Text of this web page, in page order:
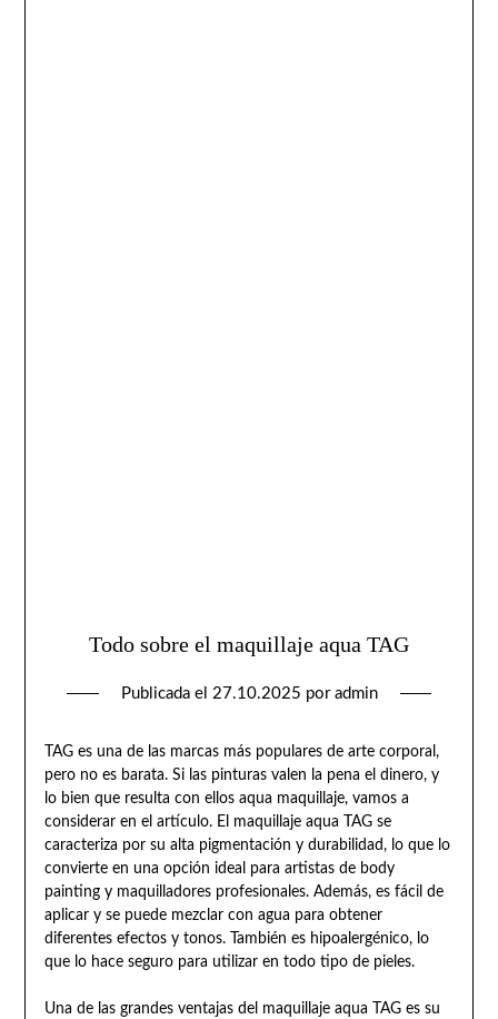
Todo sobre el maquillaje aqua TAG
Publicada el 27.10.2025 por admin
TAG es una de las marcas más populares de arte corporal,
pero no es barata. Si las pinturas valen la pena el dinero, y
lo bien que resulta con ellos aqua maquillaje, vamos a
considerar en el artículo. El maquillaje aqua TAG se
caracteriza por su alta pigmentación y durabilidad, lo que lo
convierte en una opción ideal para artistas de body
painting y maquilladores profesionales. Además, es fácil de
aplicar y se puede mezclar con agua para obtener
diferentes efectos y tonos. También es hipoalergénico, lo
que lo hace seguro para utilizar en todo tipo de pieles.
Una de las grandes ventajas del maquillaje aqua TAG es su